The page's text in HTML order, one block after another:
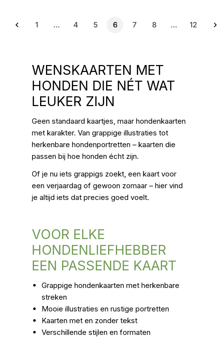
1 … 4 5 6 7 8 … 12
V
E
R
Z
A
M
E
L
I
G
:
WENSKAARTEN MET
HONDEN DIE NÉT WAT
LEUKER ZIJN
Geen standaard kaartjes, maar hondenkaarten
met karakter. Van grappige illustraties tot
herkenbare hondenportretten – kaarten die
passen bij hoe honden écht zijn.
Of je nu iets grappigs zoekt, een kaart voor
een verjaardag of gewoon zomaar – hier vind
je altijd iets dat precies goed voelt.
VOOR ELKE
HONDENLIEFHEBBER
EEN PASSENDE KAART
Grappige hondenkaarten met herkenbare
streken
Mooie illustraties en rustige portretten
Kaarten met en zonder tekst
Verschillende stijlen en formaten